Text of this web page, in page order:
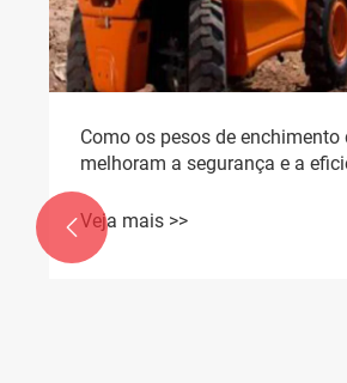
Como os pesos de enchimento
melhoram a segurança e a
elevador?
Veja mais >>
